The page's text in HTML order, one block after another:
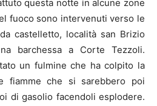
questa notte in alcune zone
fuoco sono intervenuti verso le
castelletto, località san Brizio
barchessa a Corte Tezzoli.
un fulmine che ha colpito la
fiamme che si sarebbero poi
di gasolio facendoli esplodere.